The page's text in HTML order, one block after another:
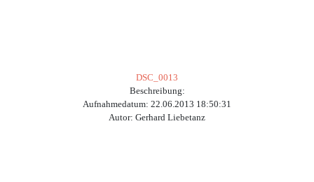
DSC_0013
Beschreibung:
Aufnahmedatum: 22.06.2013 18:50:31
Autor: Gerhard Liebetanz